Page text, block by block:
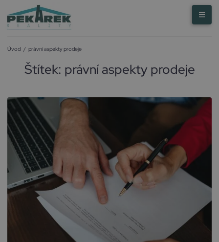
Úvod / právní aspekty prodeje
Štítek: právní aspekty prodeje